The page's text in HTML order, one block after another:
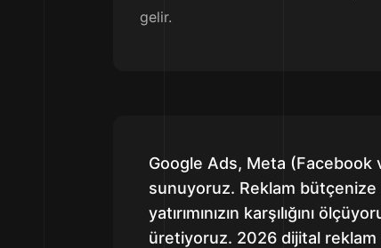
gelir.
Google Ads, Meta (Facebook
sunuyoruz. Reklam
yatırımınızın karşılığını
üretiyoruz. 2026 dijital reklam